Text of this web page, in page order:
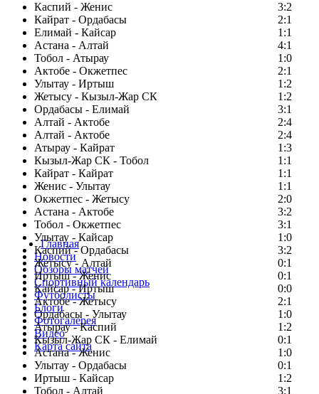
Каспий - Женис
3:2
Кайрат - Ордабасы
2:1
Елимай - Кайсар
1:1
Астана - Алтай
4:1
Тобол - Атырау
1:0
Актобе - Окжетпес
2:1
Улытау - Иртыш
1:2
Жетысу - Кызыл-Жар СК
1:2
Ордабасы - Елимай
3:1
Алтай - Актобе
2:4
Алтай - Актобе
2:4
Атырау - Кайрат
1:3
Кызыл-Жар СК - Тобол
1:1
Кайрат - Кайрат
1:1
Женис - Улытау
1:1
Окжетпес - Жетысу
2:0
Астана - Актобе
3:2
Тобол - Окжетпес
3:1
Улытау - Кайсар
1:0
Каспий - Ордабасы
3:2
Жетысу - Алтай
0:1
Иртыш - Женис
0:1
Кайсар - Иртыш
0:0
Актобе - Жетысу
2:1
Ордабасы - Улытау
1:0
Атырау - Каспий
1:2
Кызыл-Жар СК - Елимай
0:1
Астана - Женис
1:0
Улытау - Ордабасы
0:1
Иртыш - Кайсар
1:2
Тобол - Алтай
3:1
Главная
Новости
Обзоры матчей
Спортивный календарь
Футболисты
Блоги
Фотогалерея
Видео
Карта сайта